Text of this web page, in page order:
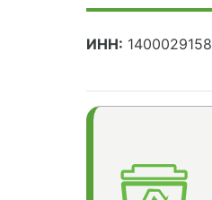
ИНН: 1400029158